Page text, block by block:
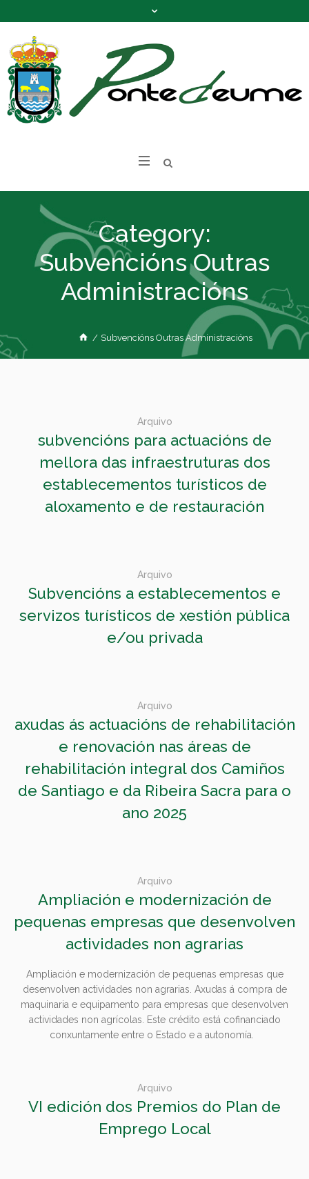
Category:
Subvencións Outras
Administracións
/ Subvencións Outras Administracións
Arquivo
subvencións para actuacións de
mellora das infraestruturas dos
establecementos turísticos de
aloxamento e de restauración
Arquivo
Subvencións a establecementos e
servizos turísticos de xestión pública
e/ou privada
Arquivo
axudas ás actuacións de rehabilitación
e renovación nas áreas de
rehabilitación integral dos Camiños
de Santiago e da Ribeira Sacra para o
ano 2025
Arquivo
Ampliación e modernización de
pequenas empresas que desenvolven
actividades non agrarias
Ampliación e modernización de pequenas empresas que
desenvolven actividades non agrarias. Axudas á compra de
maquinaria e equipamento para empresas que desenvolven
actividades non agrícolas. Este crédito está cofinanciado
conxuntamente entre o Estado e a autonomía.
Arquivo
VI edición dos Premios do Plan de
Emprego Local